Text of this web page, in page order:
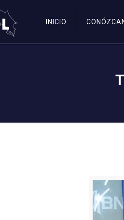
INICIO